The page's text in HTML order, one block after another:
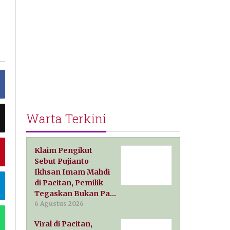
Warta Terkini
Klaim Pengikut
Sebut Pujianto
Ikhsan Imam Mahdi
di Pacitan, Pemilik
Tegaskan Bukan Pa…
6 Agustus 2026
Viral di Pacitan,